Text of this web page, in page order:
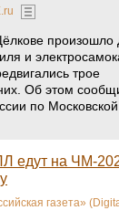
произошло
и
трое
Об этом
по Московской
едут на ЧМ-
газета»